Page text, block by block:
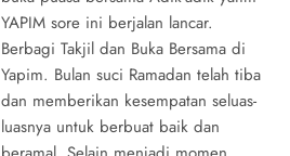
YAPIM sore ini berjalan lancar.
Berbagi Takjil dan Buka Bersama di
Yapim. Bulan suci Ramadan telah tiba
dan memberikan kesempatan seluas-
luasnya untuk berbuat baik dan